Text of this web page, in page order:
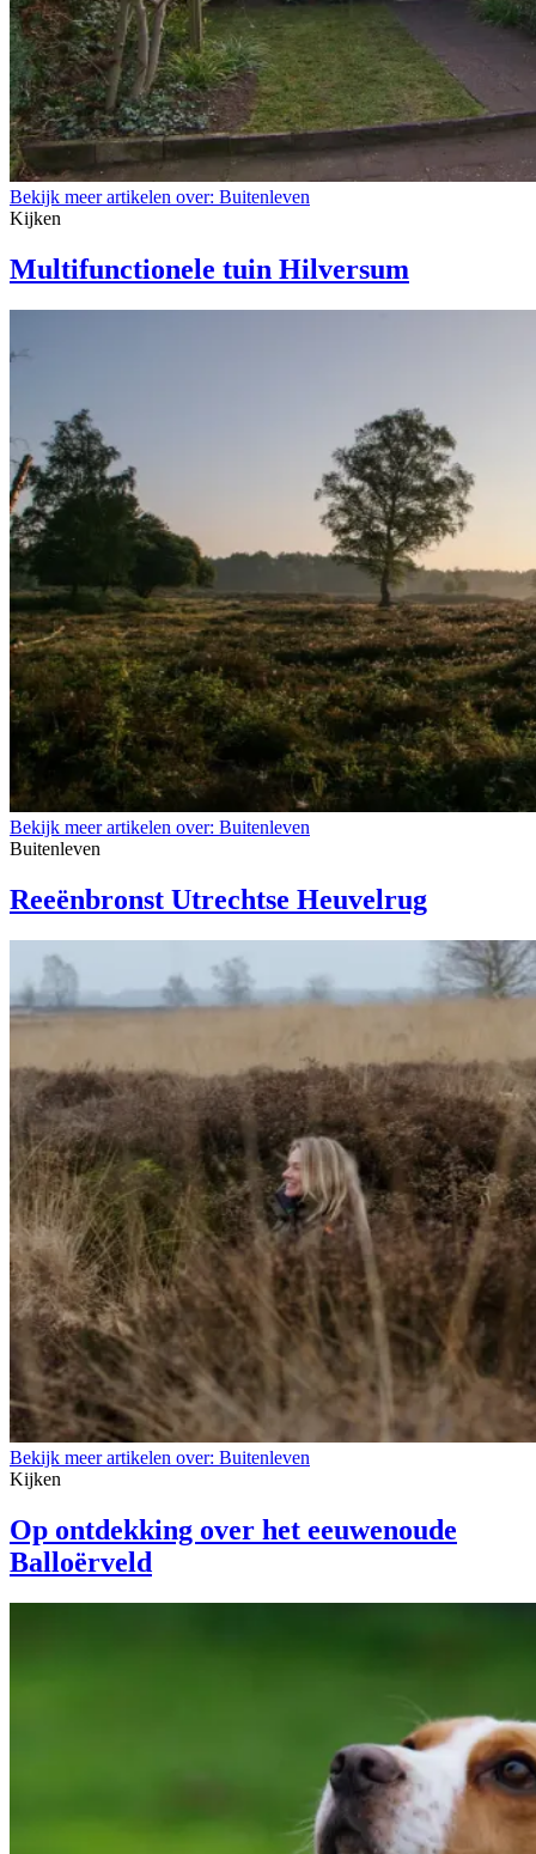
Bekijk meer artikelen over: Buitenleven
Kijken
Multifunctionele tuin Hilversum
Bekijk meer artikelen over: Buitenleven
Buitenleven
Reeënbronst Utrechtse Heuvelrug
Bekijk meer artikelen over: Buitenleven
Kijken
Op ontdekking over het eeuwenoude
Balloërveld